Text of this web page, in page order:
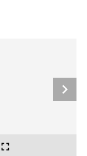
chevron_right
fullscreen